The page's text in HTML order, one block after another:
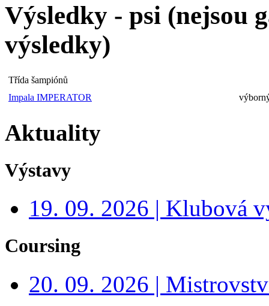
Výsledky - psi (nejsou
výsledky)
Třída šampiónů
Impala IMPERATOR
Aktuality
Výstavy
19. 09. 2026 | Klubová
Coursing
20. 09. 2026 |